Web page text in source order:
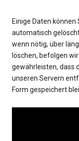
Einige Daten
automatisch
wenn nötig, über
löschen, befolgen
gewährleisten, dass
unseren Servern
Form gespeichert